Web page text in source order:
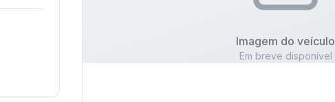
Imagem do veículo
Em breve disponível